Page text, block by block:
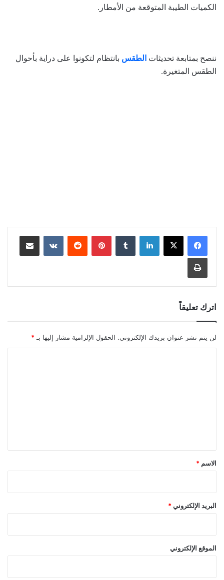
الكميات الطيبة المتوقعة من الأمطار.
ننصح بمتابعة تحديثات الطقس بانتظام لتكونوا على دراية بأحوال
الطقس المتغيرة.
لينكدإن بينتيريست مشاركة عبر البريد
طباعة
اترك تعليقاً
لن يتم نشر عنوان بريدك الإلكتروني. الحقول الإلزامية مشار إليها بـ *
*
الاسم *
البريد الإلكتروني *
الموقع الإلكتروني